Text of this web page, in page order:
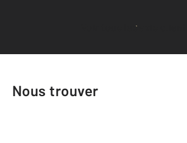
Voir tous les avis clients
Nous trouver